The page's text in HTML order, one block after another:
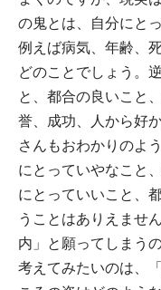
の鬼とは、自分にと
例えば病気、年齢、
どのことでしょう。
と、都合の良いこと
誉、成功、人から好
さんもおわかりのよ
にとっていやなこと
にとっていいこと、
うことはありえませ
内」と願ってしまう
考えてみたいのは、